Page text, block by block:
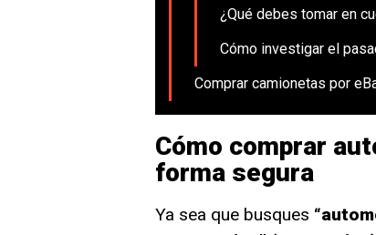
¿Qué debes tomar en
Cómo investigar el
Comprar camionetas por
Cómo comprar
forma segura
Ya sea que busques